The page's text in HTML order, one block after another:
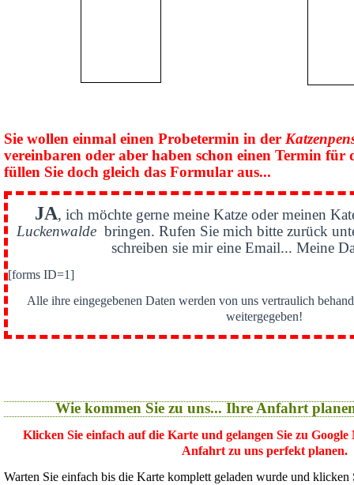
Sie wollen einmal einen Probetermin in der
vereinbaren oder aber haben schon einen Termin für
füllen Sie doch gleich das Formular aus...
JA, ich möchte gerne meine Katze oder meinen
Luckenwaldebringen. Rufen Sie mich bitte zurück
schreiben sie mir eine Email... Meine
[forms ID=1]
Alle ihre eingegebenen Daten werden von uns vertraulich
weitergegeben!
Wie kommen Sie zu uns... Ihre Anfahrt
Klicken Sie einfach auf die Karte und gelangen Sie zu
Anfahrt zu uns perfekt planen.
Warten Sie einfach bis die Karte komplett geladen wurde und